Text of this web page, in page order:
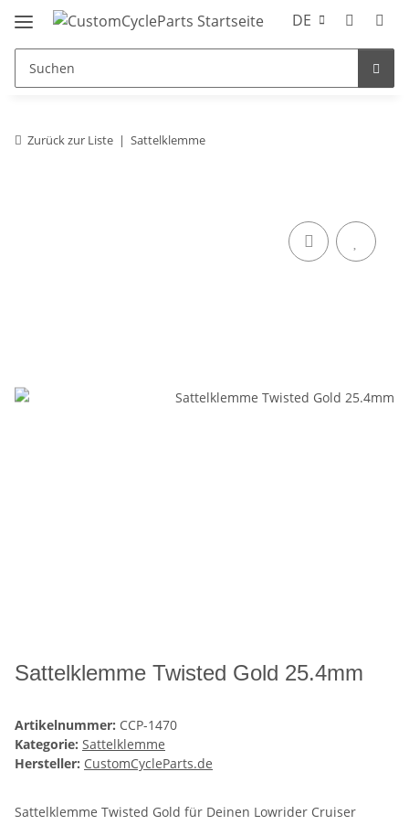
DE
Zurück zur Liste Sattelklemme
Sattelklemme Twisted Gold 25.4mm
Artikelnummer: CCP-1470
Kategorie: Sattelklemme
Hersteller: CustomCycleParts.de
Sattelklemme Twisted Gold für Deinen Lowrider Cruiser